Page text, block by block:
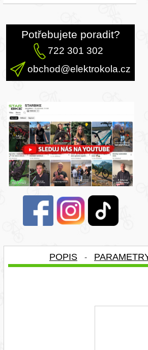
Potřebujete poradit?
722 301 302
obchod@elektrokola.cz
POPIS -